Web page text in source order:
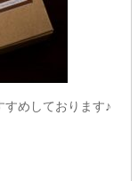
めしております♪